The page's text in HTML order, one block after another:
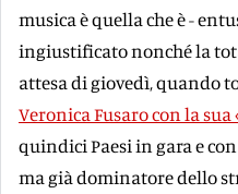
musica è quella che è -
ingiustificato nonché la
attesa di giovedì, quando
Veronica Fusaro con la sua
quindici Paesi in gara e
ma già dominatore dello